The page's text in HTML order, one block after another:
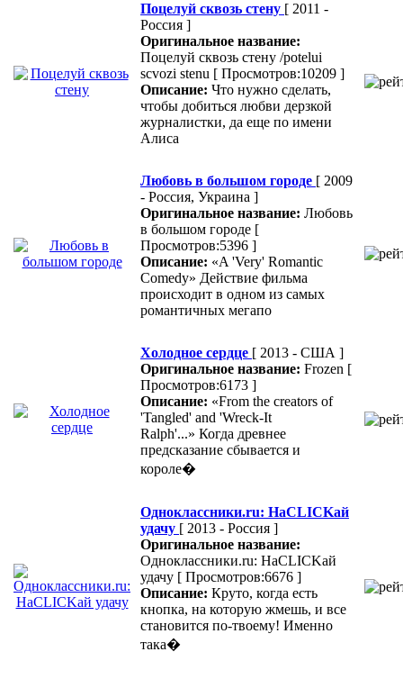
Поцелуй сквозь стену [ 2011 -
Россия ]
Оригинальное название:
Поцелуй сквозь стену /potelui
scvozi stenu [ Просмотров:10209 ]
Описание: Что нужно сделать,
чтобы добиться любви дерзкой
журналистки, да еще по имени
Алиса
Любовь в большом городе [ 2009
- Россия, Украина ]
Оригинальное название: Любовь
в большом городе [
Просмотров:5396 ]
Описание: «A 'Very' Romantic
Comedy» Действие фильма
происходит в одном из самых
романтичных мегапо
Холодное сердце [ 2013 - США ]
Оригинальное название: Frozen [
Просмотров:6173 ]
Описание: «From the creators of
'Tangled' and 'Wreck-It
Ralph'...» Когда древнее
предсказание сбывается и
короле�
Одноклассники.ru: НаCLICKай
удачу [ 2013 - Россия ]
Оригинальное название:
Одноклассники.ru: НаCLICKай
удачу [ Просмотров:6676 ]
Описание: Круто, когда есть
кнопка, на которую жмешь, и все
становится по-твоему! Именно
така�